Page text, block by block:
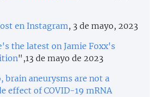
en Instagram, 3 de mayo, 2023
the latest on Jamie Foxx's
",13 de mayo de 2023
brain aneurysms are not a
effect of COVID-19 mRNA